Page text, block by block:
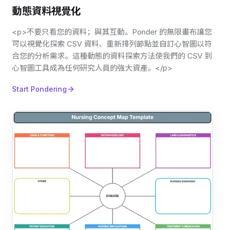
動態資料視覺化
<p>不要只看您的資料；與其互動。Ponder 的無限畫布讓您
可以視覺化探索 CSV 資料、重新排列節點並自訂心智圖以符
合您的分析需求。這種動態的資料探索方法使我們的 CSV 到
心智圖工具成為任何研究人員的強大資產。</p>
Start Pondering